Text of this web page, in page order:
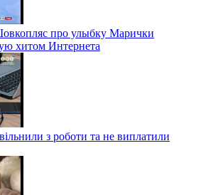
про улыбку Марички
хитом Интернета
з роботи та не виплатили